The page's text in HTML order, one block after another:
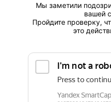
Мы заметили
вашей
Пройдите проверку,
это